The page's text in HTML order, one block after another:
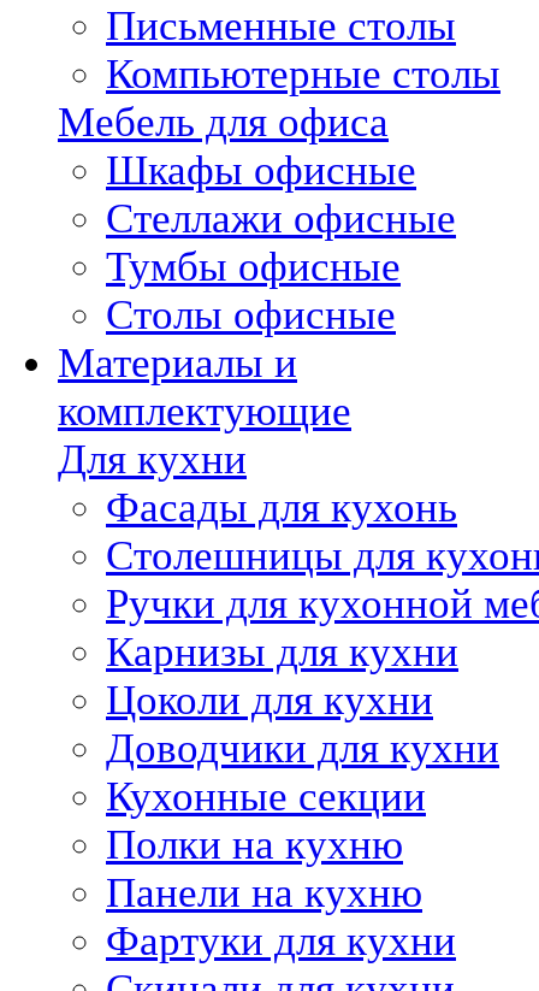
Письменные столы
Компьютерные столы
Мебель для офиса
Шкафы офисные
Стеллажи офисные
Тумбы офисные
Столы офисные
Материалы и
комплектующие
Для кухни
Фасады для кухонь
Столешницы для
Ручки для кухонной
Карнизы для кухни
Цоколи для кухни
Доводчики для кухни
Кухонные секции
Полки на кухню
Панели на кухню
Фартуки для кухни